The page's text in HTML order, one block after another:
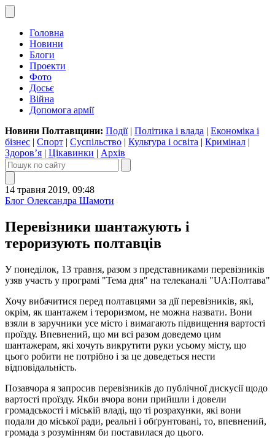
Головна
Новини
Блоги
Проекти
Фото
Досьє
Війна
Допомога армії
Новини Полтавщини: Події| Політика і влада | Економіка і
бізнес | Спорт | Суспільство | Культура і освіта | Кримінал |
Здоров’я | Цікавинки | Архів
14 травня 2019, 09:48
Блог Олександра Шамоти
Перевізники шантажують і
тероризують полтавців
У понеділок, 13 травня, разом з представниками перевізників
узяв участь у програмі "Тема дня" на телеканалі "UA:Полтава"
Хочу вибачитися перед полтавцями за дії перевізників, які,
окрім, як шантажем і тероризмом, не можна назвати. Вони
взяли в заручники усе місто і вимагають підвищення вартості
проїзду. Впевнений, що ми всі разом доведемо цим
шантажерам, які хочуть викрутити руки усьому місту, що
цього робити не потрібно і за це доведеться нести
відповідальність.
Позавчора я запросив перевізників до публічної дискусії щодо
вартості проїзду. Якби вчора вони прийшли і довели
громадськості і міській владі, що ті розрахунки, які вони
подали до міської ради, реальні і обґрунтовані, то, впевнений,
громада з розумінням би поставилася до цього.